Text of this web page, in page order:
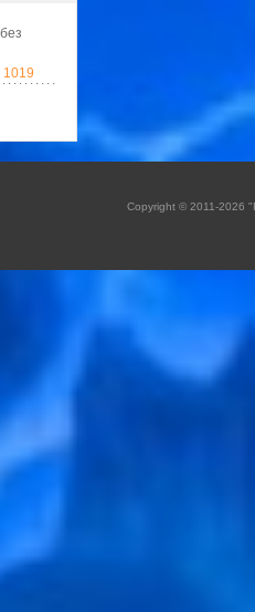
1019
Copyright © 2011-2026